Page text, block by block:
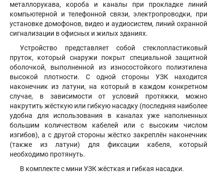
металлорукава, короба и каналы при прокладке линий
компьютерной и телефонной связи, электропроводки, при
установке домофонов, видео и аудиосистем, линий охранной
сигнализации в офисных и жилых зданиях.
Устройство представляет собой стеклопластиковый
пруток, который снаружи покрыт специальной защитной
оболочкой, выполненной из износостойкого полиэтилена
высокой плотности. С одной стороны УЗК находится
наконечник из латуни, на который в каждом конкретном
случае, в зависимости от условий протяжки, можно
накрутить жёсткую или гибкую насадку (последняя наиболее
удобна для использования в каналах уже наполненных
большим количеством кабелей или с высоким числом
изгибов), а с другой стороны жёстко закреплён наконечник
(также из латуни) для фиксации кабеля, который
необходимо протянуть.
В комплекте с мини УЗК жёсткая и гибкая насадки.